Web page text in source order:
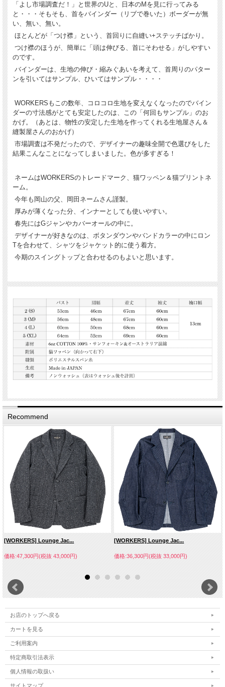
「よし市場調査だ！」と世界のUと、日本のMを見に行ってみる
と・・・そもそも、首をバインダー（リブで巻いた）ボーダーが無
い、無い、無い。
ほとんどが「つけ襟」という、首回りに自縫い+ステッチばかり。
つけ襟のほうが、簡単に「頭は伸びる、首にそわせる」がしやすい
のです。
バインダーは、生地の伸び・縮みぐあいを考えて、首周りのパター
ンを引いてはサンプル、ひいてはサンプル・・・・
WORKERSもこの数年、コロコロ生地を変えなくなったのでバイン
ダーの寸法感がとても安定したのは、この「何回もサンプル」のお
かげ。（あとは、物性の安定した生地を作ってくれる生地屋さん＆
縫製屋さんのおかげ）
市場調査は不発だったので、デザイナーの趣味全開で色選びをした
結果こんなことになってしまいました。色が多すぎる！
ネームはWORKERSのトレードマーク、猫ワッペン＆猫プリントネ
ーム。
今年も岡山の父、岡田ネームさん謹製。
厚みが薄くなった分、インナーとしても使いやすい。
春先にはGジャンやカバーオールの中に。
デザイナーが好きなのは、ボタンダウンやバンドカラーの中にロン
Tを合わせて、シャツをジャケット的に使う着方。
今期のスイングトップと合わせるのもよいと思います。
Recommend
[WORKERS] Lounge Jac...
価格:47,300円(税抜 43,000円)
[WORKERS] Lounge Jac...
価格:36,300円(税抜 33,000円)
お店のトップへ戻る
カートを見る
ご利用案内
特定商取引法表示
個人情報の取扱い
サイトマップ